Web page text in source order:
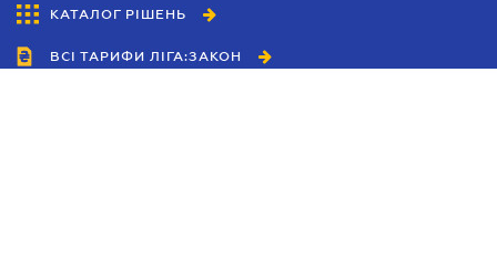
КАТАЛОГ РІШЕНЬ
ВСІ ТАРИФИ ЛІГА:ЗАКОН